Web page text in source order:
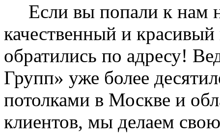
Если вы попали к нам
качественный и
обратились по адресу!
Групп» уже более
потолками в Москве и
клиентов, мы делаем